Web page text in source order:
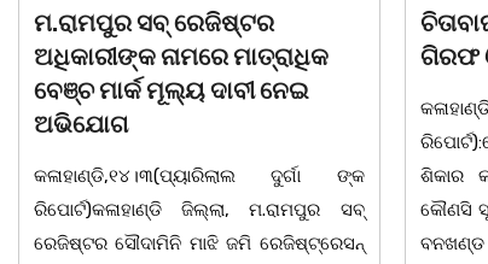
ଚିତାବାଘ ର ନଖ ଜବତ ତିନି ଯୁବକ
ଗିରଫ ଓ କୋର୍ଟ ଚାଲାଣ
କଳାହାଣ୍ଡି,୧୪|୩(ପ୍ୟାରିଲାଲ ଦୁର୍ଗା ଙ୍କ
ଶିକାର କରି ବ୍ୟବସାୟ ଚାଲୁଥିବା ସମ୍ପର୍କରେ
କୌଣସି ସୂତ୍ରରୁ ସୂଚନା ପାଇ କଳାହାଣ୍ଡି ଉତ୍ତର
ବନଖଣ୍ଡ ଅଧୀନ କେଗାଁ ରେଞ୍ଜର ବନ କର୍ମଚାରୀ
ସଶକ୍ତ
ଦିବସ
"ସଶକ୍ତ
ସ୍ଥିତ
-2026